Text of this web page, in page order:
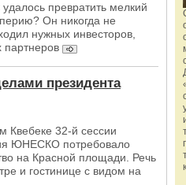
превратить мелкий
Он никогда не
нужных инвесторов,
партнеров
президента
Квебеке 32-й сессии
ЮНЕСКО потребовало
на Красной площади. Речь
и гостинице с видом на